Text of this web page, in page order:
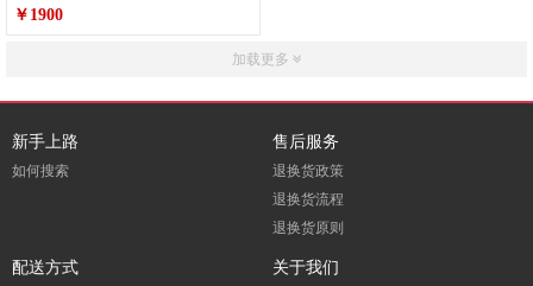
￥1900
加载更多
新手上路
如何搜索
售后服务
退换货政策
退换货流程
退换货原则
配送方式 关于我们